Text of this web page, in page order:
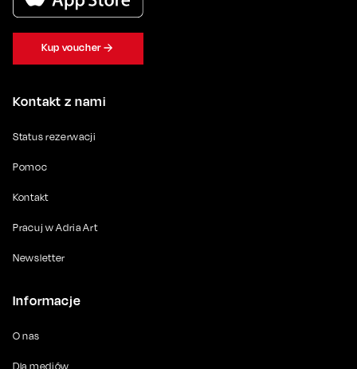
Kontakt z nami
Status rezerwacji
Pomoc
Kontakt
Pracuj w Adria Art
Newsletter
Informacje
O nas
Dla mediów
Kup voucher